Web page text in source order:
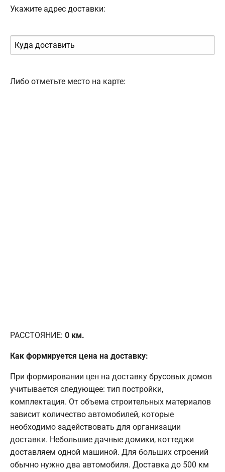
Укажите адрес доставки:
Либо отметьте место на карте:
РАССТОЯНИЕ: 0 км.
Как формируется цена на доставку:
При формировании цен на доставку брусовых домов
учитывается следующее: тип постройки,
комплектация. От объема строительных материалов
зависит количество автомобилей, которые
необходимо задействовать для организации
доставки. Небольшие дачные домики, коттеджи
доставляем одной машиной. Для больших строений
обычно нужно два автомобиля. Доставка до 500 км